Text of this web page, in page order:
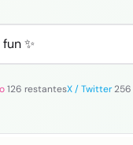
126 restantesX / Twitter